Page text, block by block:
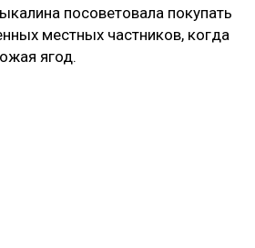
посоветовала покупать
местных частников, когда
ягод.